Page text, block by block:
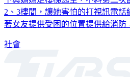
2、3樓間，讓她害怕的打視訊電
著女友提供受困的位置提供給消防
社會